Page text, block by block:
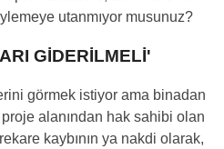
utanmıyor musunuz?
GİDERİLMELİ'
görmek istiyor ama binadan
alanından hak sahibi olan
kaybının ya nakdi olarak,